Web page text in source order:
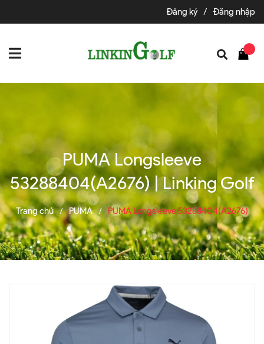
Đăng ký / Đăng nhập
PUMA Longsleeve
53288404(A2676) | Linking Golf
Trang chủ / PUMA / PUMA Longsleeve 53288404(A2676)